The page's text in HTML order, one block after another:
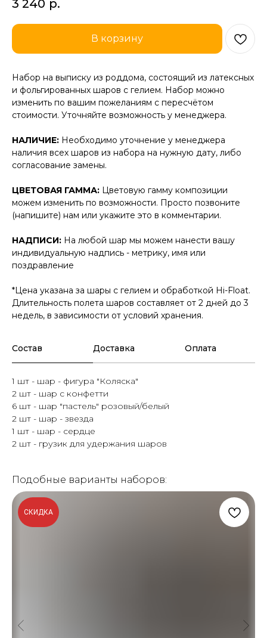
3 240 р.
В корзину
Набор на выписку из роддома, состоящий из латексных
и фольгированных шаров с гелием. Набор можно
изменить по вашим пожеланиям с пересчётом
стоимости. Уточняйте возможность у менеджера.
НАЛИЧИЕ: Необходимо уточнение у менеджера
наличия всех шаров из набора на нужную дату, либо
согласование замены.
ЦВЕТОВАЯ ГАММА: Цветовую гамму композиции
можем изменить по возможности. Просто позвоните
(напишите) нам или укажите это в комментарии.
НАДПИСИ: На любой шар мы можем нанести вашу
индивидуальную надпись - метрику, имя или
поздравление
*Цена указана за шары с гелием и обработкой Hi-Float.
Длительность полета шаров составляет от 2 дней до 3
недель, в зависимости от условий хранения.
Состав Доставка Оплата
1 шт - шар - фигура "Коляска"
2 шт - шар с конфетти
6 шт - шар "пастель" розовый/белый
2 шт - шар - звезда
1 шт - шар - сердце
2 шт - грузик для удержания шаров
Подобные варианты наборов:
СКИДКА